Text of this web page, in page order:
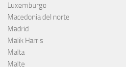
Luxemburgo
Macedonia del norte
Madrid
Malik Harris
Malta
Malte